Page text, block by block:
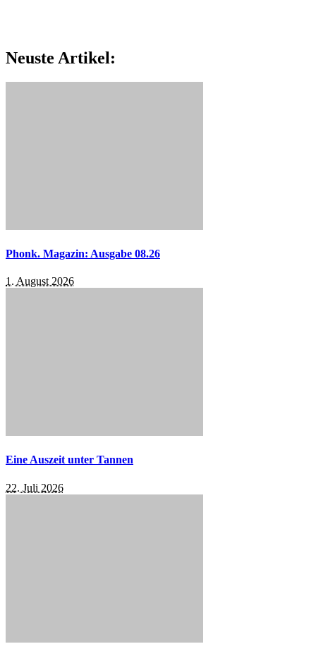
Neuste Artikel:
Phonk. Magazin: Ausgabe 08.26
1. August 2026
Eine Auszeit unter Tannen
22. Juli 2026